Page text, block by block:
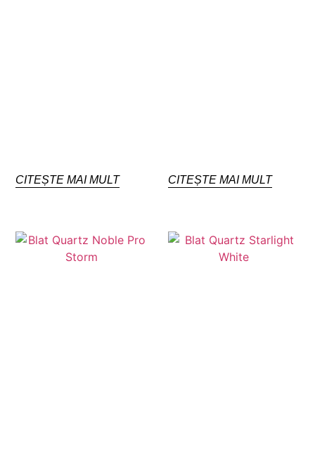
CITEȘTE MAI MULT CITEȘTE MAI MULT